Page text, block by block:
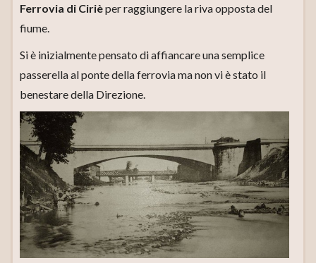
Ferrovia di Cirièper raggiungere la riva opposta del
fiume.
Si è inizialmente pensato di affiancare una semplice
passerella al ponte della ferrovia ma non vi è stato il
benestare della Direzione.